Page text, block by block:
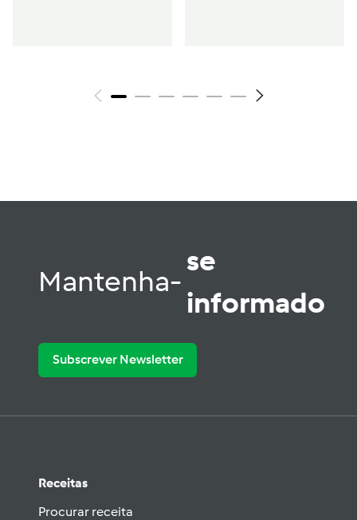
Mantenha-
se
informado
Subscrever Newsletter
Receitas
Procurar receita